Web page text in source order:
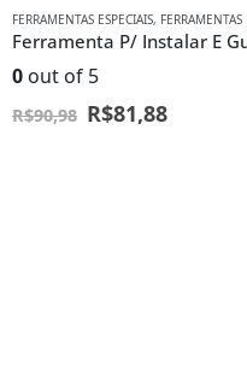
FERRAMENTAS ESPECIAIS,
0 out of 5
R$90,98 R$81,88